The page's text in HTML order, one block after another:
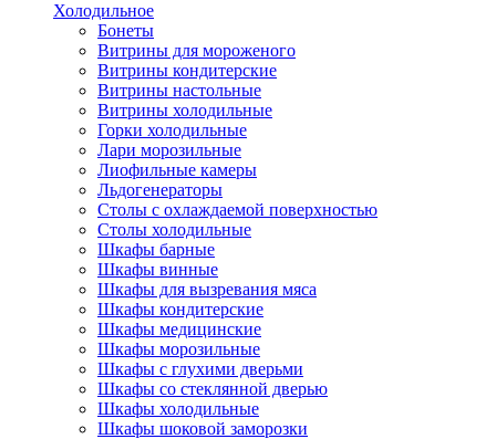
Холодильное
Бонеты
Витрины для мороженого
Витрины кондитерские
Витрины настольные
Витрины холодильные
Горки холодильные
Лари морозильные
Лиофильные камеры
Льдогенераторы
Столы с охлаждаемой поверхностью
Столы холодильные
Шкафы барные
Шкафы винные
Шкафы для вызревания мяса
Шкафы кондитерские
Шкафы медицинские
Шкафы морозильные
Шкафы с глухими дверьми
Шкафы со стеклянной дверью
Шкафы холодильные
Шкафы шоковой заморозки